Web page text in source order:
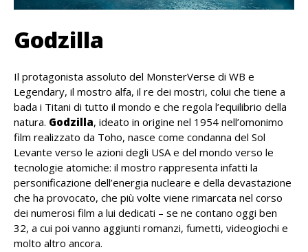
Godzilla
Il protagonista assoluto del MonsterVerse di WB e
Legendary, il mostro alfa, il re dei mostri, colui che tiene a
bada i Titani di tutto il mondo e che regola l’equilibrio della
natura. Godzilla, ideato in origine nel 1954 nell’omonimo
film realizzato da Toho, nasce come condanna del Sol
Levante verso le azioni degli USA e del mondo verso le
tecnologie atomiche: il mostro rappresenta infatti la
personificazione dell’energia nucleare e della devastazione
che ha provocato, che più volte viene rimarcata nel corso
dei numerosi film a lui dedicati – se ne contano oggi ben
32, a cui poi vanno aggiunti romanzi, fumetti, videogiochi e
molto altro ancora.